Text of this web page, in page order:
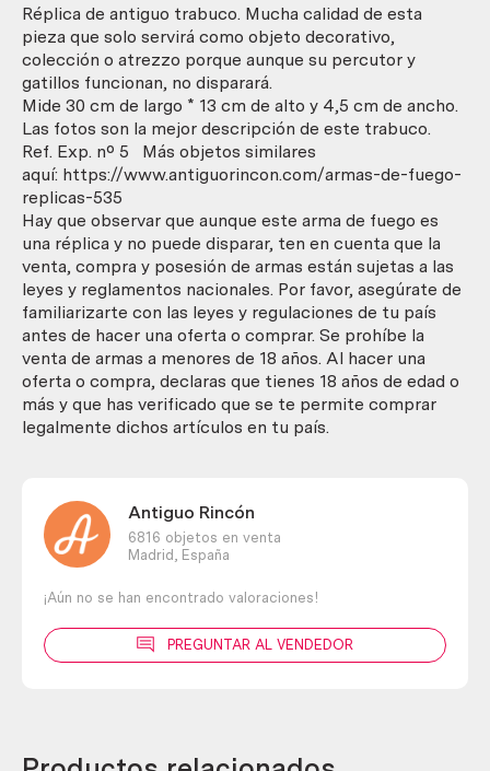
de
principios
de
1900
cantidad
Réplica de antiguo trabuco. Mucha calidad de esta
pieza que solo servirá como objeto decorativo,
colección o atrezzo porque aunque su percutor y
gatillos funcionan, no disparará.
Mide 30 cm de largo * 13 cm de alto y 4,5 cm de ancho.
Las fotos son la mejor descripción de este trabuco.
Ref. Exp. nº 5 Más objetos similares
aquí: https://www.antiguorincon.com/armas-de-fuego-
replicas-535
Hay que observar que aunque este arma de fuego es
una réplica y no puede disparar, ten en cuenta que la
venta, compra y posesión de armas están sujetas a las
leyes y reglamentos nacionales. Por favor, asegúrate de
familiarizarte con las leyes y regulaciones de tu país
antes de hacer una oferta o comprar. Se prohíbe la
venta de armas a menores de 18 años. Al hacer una
oferta o compra, declaras que tienes 18 años de edad o
más y que has verificado que se te permite comprar
legalmente dichos artículos en tu país.
Antiguo Rincón
6816 objetos en venta
Madrid,
España
¡Aún no se han encontrado valoraciones!
PREGUNTAR AL VENDEDOR